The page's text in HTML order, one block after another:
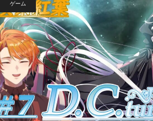
ゲーム